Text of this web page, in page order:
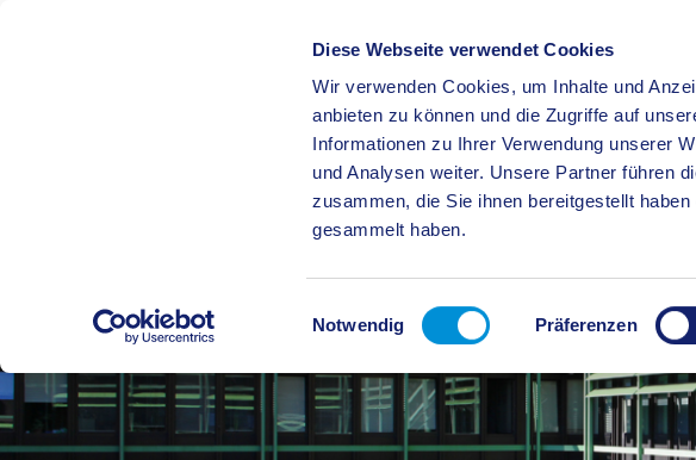
Diese Webseite verwendet Cookies
Wir verwenden Cookies, um Inhalte und
anbieten zu können und die Zugriffe auf
Informationen zu Ihrer Verwendung unserer
und Analysen weiter. Unsere Partner führen
zusammen, die Sie ihnen bereitgestellt
gesammelt haben.
Einwilligungsauswahl
Notwendig Präferenzen
BÜRGERSERVICE